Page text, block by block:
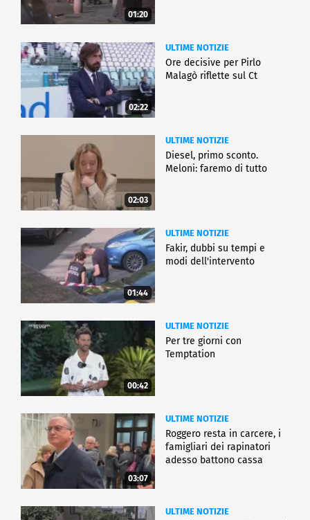
01:20
02:22
ULTIME NOTIZIE
Ore decisive per Pirlo
Malagò riflette sul Ct
02:03
ULTIME NOTIZIE
Diesel, primo sconto.
Meloni: faremo di tutto
01:44
ULTIME NOTIZIE
Fakir, dubbi su tempi e
modi dell'intervento
00:42
ULTIME NOTIZIE
Per tre giorni con
Temptation
03:07
ULTIME NOTIZIE
Roggero resta in carcere, i
famigliari dei rapinatori
adesso battono cassa
ULTIME NOTIZIE